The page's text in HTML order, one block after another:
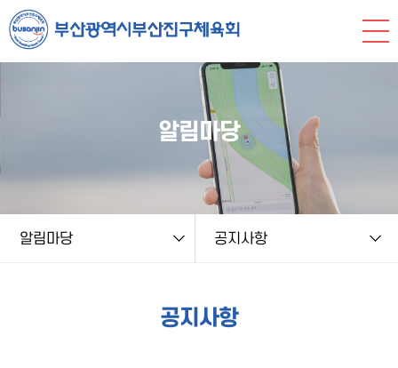
본문 바로가기
string(9) "board.php" string(6) "notice" NULL
알림마당
알림마당 공지사항
공지사항